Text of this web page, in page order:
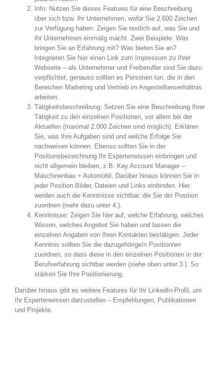
Info: Nutzen Sie dieses Features für eine Beschreibung
über sich bzw. Ihr Unternehmen, wofür Sie 2.600 Zeichen
zur Verfügung haben. Zeigen Sie textlich auf, was Sie und
Ihr Unternehmen einmalig macht. Zwei Beispiele: Was
bringen Sie an Erfahrung mit? Was bieten Sie an?
Integrieren Sie hier einen Link zum Impressum zu Ihrer
Webseite – als Unternehmer und Freiberufler sind Sie dazu
verpflichtet, genauso sollten es Personen tun, die in den
Bereichen Marketing und Vertrieb im Angestelltenverhältnis
arbeiten.
Tätigkeitsbeschreibung: Setzen Sie eine Beschreibung Ihrer
Tätigkeit zu den einzelnen Positionen, vor allem bei der
Aktuellen (maximal 2.000 Zeichen sind möglich). Erklären
Sie, was Ihre Aufgaben sind und welche Erfolge Sie
nachweisen können. Ebenso sollten Sie in der
Positionsbezeichnung Ihr Expertenwissen einbringen und
nicht allgemein bleiben, z.B. Key Account Manager –
Maschinenbau + Automobil. Darüber hinaus können Sie in
jeder Position Bilder, Dateien und Links einbinden. Hier
werden auch die Kenntnisse sichtbar, die Sie der Position
zuordnen (mehr dazu unter 4.).
Kenntnisse: Zeigen Sie hier auf, welche Erfahrung, welches
Wissen, welches Angebot Sie haben und lassen die
einzelnen Angaben von Ihren Kontakten bestätigen. Jeder
Kenntnis sollten Sie die dazugehörige/n Position/en
zuordnen, so dass diese in den einzelnen Positionen in der
Berufserfahrung sichtbar werden (siehe oben unter 3.). So
stärken Sie Ihre Positionierung.
Darüber hinaus gibt es weitere Features für Ihr LinkedIn-Profil, um
Ihr Expertenwissen darzustellen – Empfehlungen, Publikationen
und Projekte.